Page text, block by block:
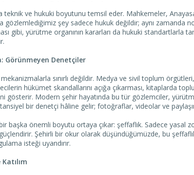
teknik ve hukuki boyutunu temsil eder. Mahkemeler,
gözlemlediğimiz şey sadece hukuk değildir; aynı zamanda
gibi, yürütme organının kararları da hukuki
Görünmeyen Denetçiler
sınırlı değildir. Medya ve sivil toplum
hükümet skandallarını açığa çıkarması, kitaplarda
gösterir. Modern şehir hayatında bu tür gözlemciler,
bir denetçi hâline gelir; fotoğraflar, videolar ve
başka önemli boyutu ortaya çıkar: şeffaflık. Sadece yasal
Şehirli bir okur olarak düşündüğümüzde, bu
isteği uyandırır.